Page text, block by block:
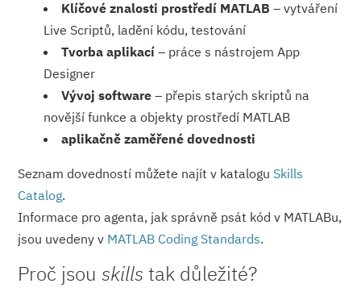
Klíčové znalosti prostředí MATLAB – vytváření
Live Scriptů, ladění kódu, testování
Tvorba aplikací – práce s nástrojem App
Designer
Vývoj software – přepis starých skriptů na
novější funkce a objekty prostředí MATLAB
aplikačně zaměřené dovednosti
Seznam dovedností můžete najít v katalogu Skills
Catalog.
Informace pro agenta, jak správně psát kód v MATLABu,
jsou uvedeny v MATLAB Coding Standards.
Proč jsouskills tak důležité?